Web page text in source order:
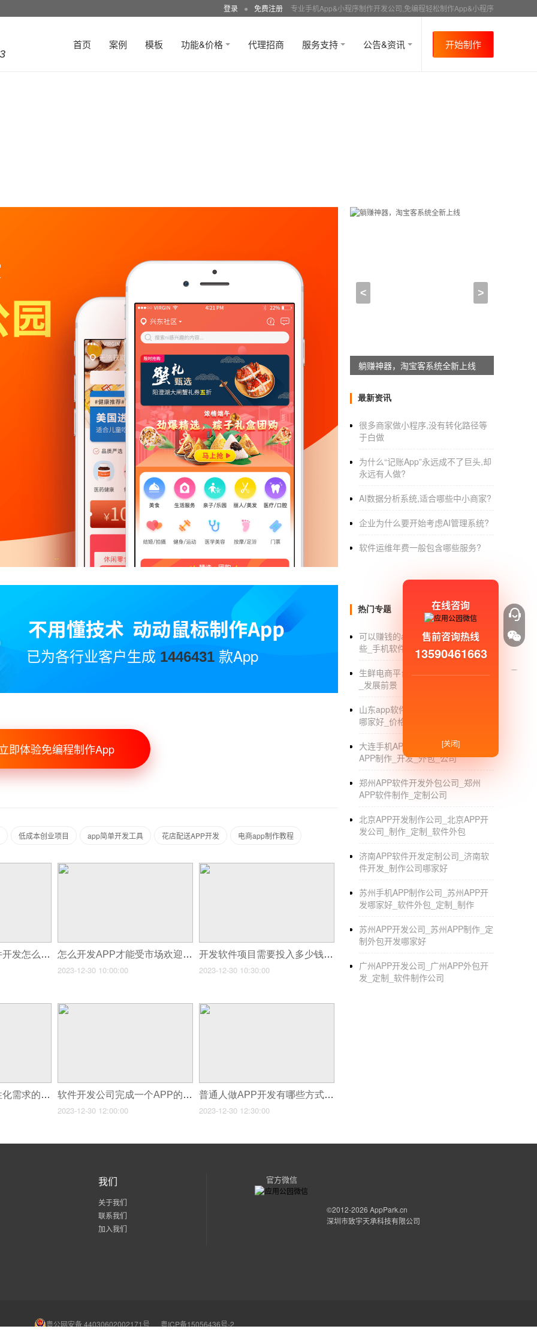
登录 ● 免费注册 专业手机App&小程序制作开发公司,免编程轻松制作App&小程序
首页 案例 模板 功能&价格 代理招商 服务支持 公告&资讯 开始制作
2021-01-17 20:45:00
如果一个APP有十万用户，盈利的方式
App开发受4个因素影响：复杂和精细程
发的价格大概为几万到几十万不等。
另外，APP还分ios系统和Android系统的
以上是定制开发APP所需要的成本。但
通过三点来选择适合的开发团队：需要
评估案例整体实力
无论是大型APP开发公司还是小型的
研发能力
必须有专门的研发团队，研发出创新的
成本。而且专业定制开发，相对来说比套用模
商城app开发定制外包哪家公司好
商城app开发定制是根据客户实际的功能
量保障，售后无忧。商城app开发定制外包
app外包开发公司？商城app开发公司挑
发外包公司是否有实体公司3、商城app开发
app开发外包公司报价是否合理6、商城app
城app开发
已为各行业客户生成 1446431 款App
即体验免编程制作App
低成本创业项目 app简单开发工具 花店配送APP开发 电商app制作教程
用拖拽式的工具软件开发怎么样？ 怎么开发APP才能受市场欢迎呢？
2023-12-30 10:00:00
开发软件项目需要投入多少钱？
2023-12-30 10:30:00
定制软件开发：个性化需求的最佳选择 软件开发公司完成一个APP的开发需要多久？
2023-12-30 12:00:00
普通人做APP开发有哪些方式？
2023-12-30 12:30:00
< >
躺赚神器，淘宝客系统全新上线
最新资讯
很多商家做小程序,没有转化路径等
于白做
为什么“记账App”永远成不了巨头,却
永远有人做?
AI数据分析系统,适合哪些中小商家?
企业为什么要开始考虑AI管理系统?
软件运维年费一般包含哪些服务?
热门专题
可以赚钱的app_可以赚钱的app有哪
些_手机软件
生鲜电商平台_生鲜电商平台有哪些
_发展前景
山东app软件开发_山东app开发公司
哪家好_价格
大连手机APP开发外包公司_大连
APP制作_开发_外包_公司
郑州APP软件开发外包公司_郑州
APP软件制作_定制公司
北京APP开发制作公司_北京APP开
发公司_制作_定制_软件外包
济南APP软件开发定制公司_济南软
件开发_制作公司哪家好
苏州手机APP制作公司_苏州APP开
发哪家好_软件外包_定制_制作
苏州APP开发公司_苏州APP制作_定
制外包开发哪家好
广州APP开发公司_广州APP外包开
发_定制_软件制作公司
我们
关于我们
联系我们
加入我们
官方微信
©2012-2026 AppPark.cn
深圳市致宇天承科技有限公司
粤公网安备 44030602002171号 粤ICP备15056436号-2
在线咨询
售前咨询热线
13590461663
[关闭]